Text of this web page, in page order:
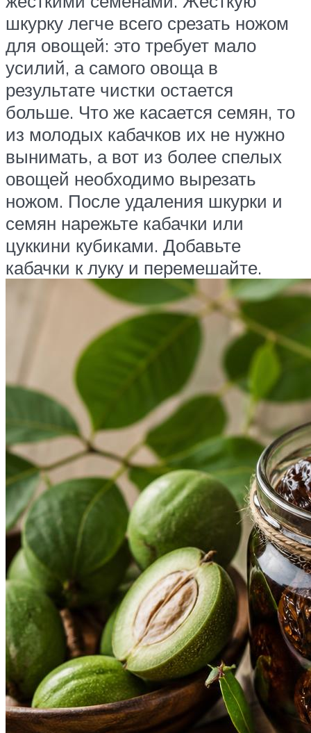
шкурку легче всего срезать ножом
для овощей: это требует мало
усилий, а самого овоща в
результате чистки остается
больше. Что же касается семян, то
из молодых кабачков их не нужно
вынимать, а вот из более спелых
овощей необходимо вырезать
ножом. После удаления шкурки и
семян нарежьте кабачки или
цуккини кубиками. Добавьте
кабачки к луку и перемешайте.